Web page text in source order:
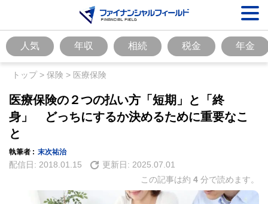
人気 年収 相続 税金 年金
トップ> 保険 > 医療保険
医療保険の２つの払い方「短期」と「終
身」 どっちにするか決めるために重要なこ
と
執筆者 : 末次祐治
配信日: 2018.01.15 更新日: 2025.07.01
この記事は約 4 分で読めます。